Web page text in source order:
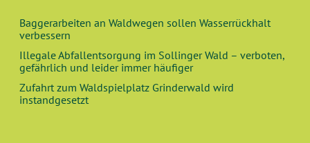
Baggerarbeiten an Waldwegen sollen Wasserrückhalt
verbessern
Illegale Abfallentsorgung im Sollinger Wald – verboten,
gefährlich und leider immer häufiger
Zufahrt zum Waldspielplatz Grinderwald wird
instandgesetzt